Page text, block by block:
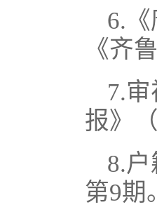
6.
《齐
7.
报》
8.
第9期